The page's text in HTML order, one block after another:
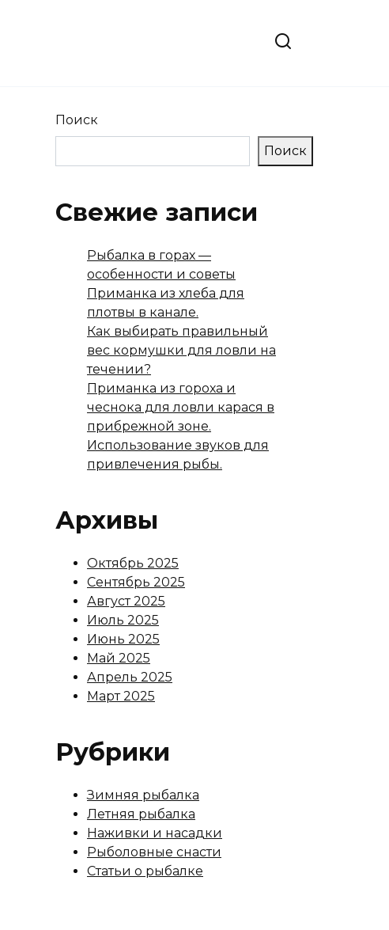
Поиск
Поиск
Свежие записи
Рыбалка в горах —
особенности и советы
Приманка из хлеба для
плотвы в канале.
Как выбирать правильный
вес кормушки для ловли на
течении?
Приманка из гороха и
чеснока для ловли карася в
прибрежной зоне.
Использование звуков для
привлечения рыбы.
Архивы
Октябрь 2025
Сентябрь 2025
Август 2025
Июль 2025
Июнь 2025
Май 2025
Апрель 2025
Март 2025
Рубрики
Зимняя рыбалка
Летняя рыбалка
Наживки и насадки
Рыболовные снасти
Статьи о рыбалке